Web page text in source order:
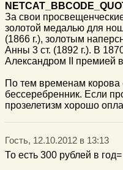
За свои
золотой медалью для
(1866 г.), золотым
Анны 3 ст. (1892 г.). В
Александром II премией
По тем временам корова
бессеребренник. Если
прозелетизм хорошо
Гость, 12.10.2012 в 13:13
То есть 300 рублей в